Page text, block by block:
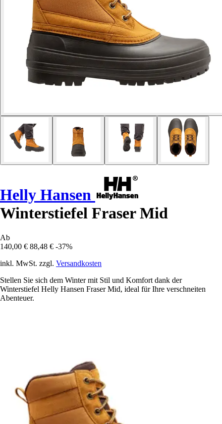
Helly Hansen
Winterstiefel Fraser Mid
Ab
140,00 € 88,48 € -37%
inkl. MwSt. zzgl. Versandkosten
Stellen Sie sich dem Winter mit Stil und Komfort dank der
Winterstiefel Helly Hansen Fraser Mid, ideal für Ihre verschneiten
Abenteuer.